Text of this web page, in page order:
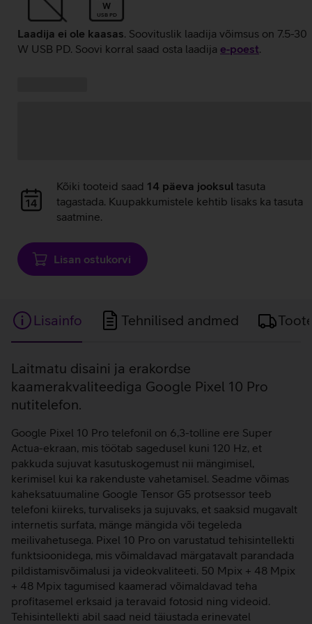
W
USB PD
Laadija ei ole kaasas. Soovituslik laadija võimsus on 7.5-30
W USB PD. Soovi korral saad osta laadija e‑poest.
Andmete
laadimine
Kõiki tooteid saad 14 päeva jooksul tasuta
tagastada. Kuupakkumistele kehtib lisaks ka tasuta
saatmine.
Lisan ostukorvi
Lisainfo Tehnilised andmed
Lisainfo
Laitmatu disaini ja erakordse
kaamerakvaliteediga Google Pixel 10 Pro
nutitelefon.
Google Pixel 10 Pro telefonil on 6,3-tolline ere Super
Actua-ekraan, mis töötab sagedusel kuni 120 Hz, et
pakkuda sujuvat kasutuskogemust nii mängimisel,
kerimisel kui ka rakenduste vahetamisel. Seadme võimas
kaheksatuumaline Google Tensor G5 protsessor teeb
telefoni kiireks, turvaliseks ja sujuvaks, et saaksid mugavalt
internetis surfata, mänge mängida või tegeleda
meilivahetusega. Pixel 10 Pro on varustatud tehisintellekti
funktsioonidega, mis võimaldavad märgatavalt parandada
pildistamisvõimalusi ja videokvaliteeti. 50 Mpix + 48 Mpix
+ 48 Mpix tagumised kaamerad võimaldavad teha
profitasemel erksaid ja teravaid fotosid ning videoid.
Tehisintellekti abil saad neid täiustada erinevatel